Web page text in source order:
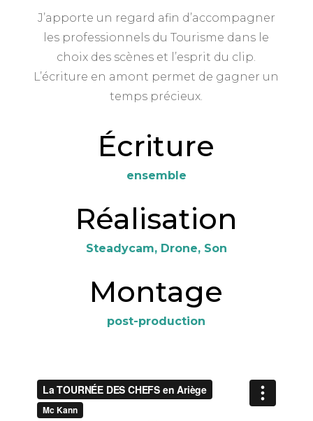
J’apporte un regard afin d’accompagner
les professionnels du Tourisme dans le
choix des scènes et l’esprit du clip.
L’écriture en amont permet de gagner un
temps précieux.
Écriture
ensemble
Réalisation
Steadycam, Drone, Son
Montage
post-production